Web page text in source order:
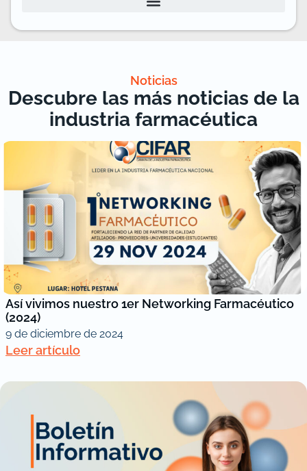
Noticias
Descubre las más noticias de la
industria farmacéutica
Así vivimos nuestro 1er Networking Farmacéutico
(2024)
9 de diciembre de 2024
Leer artículo